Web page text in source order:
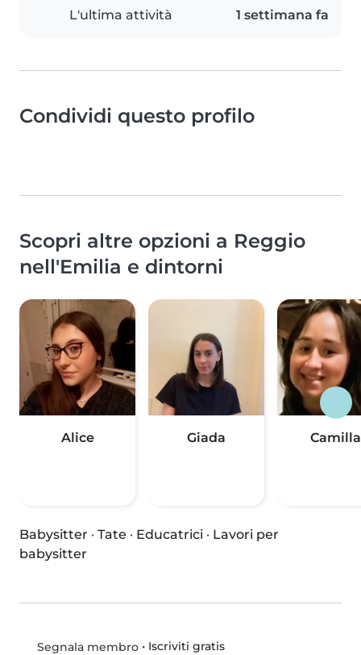
L'ultima attività 1 settimana fa
Condividi questo profilo
Scopri altre opzioni a Reggio
nell'Emilia e dintorni
Alice Giada Camilla
Babysitter · Tate · Educatrici · Lavori per
babysitter
Segnala membro• Iscriviti gratis